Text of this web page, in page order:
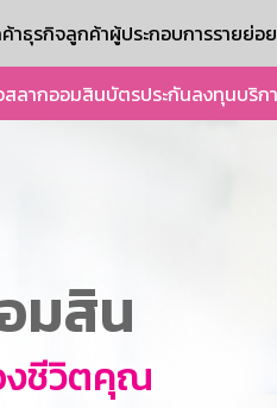
าธุรกิจลูกค้าผู้ประกอบการรายย่อย
สลากออมสินบัตรประกันลงทุนบริก
มสิน
งชีวิตคุณ